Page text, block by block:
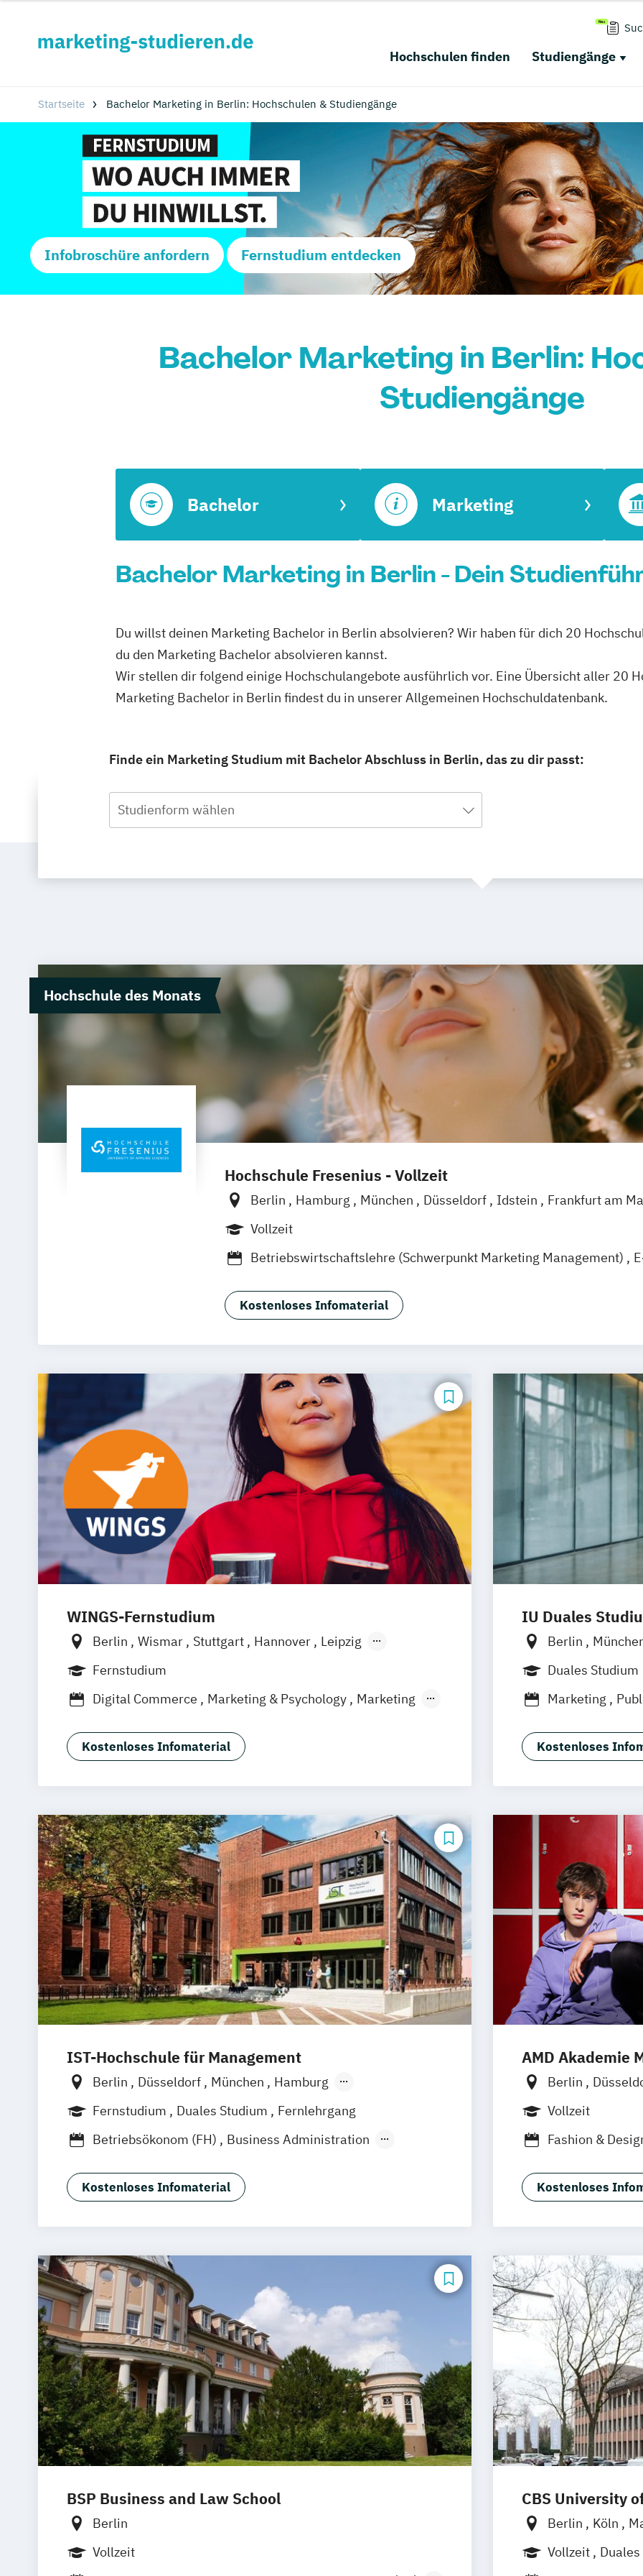
Hochschulen finden Studiengänge
Startseite Bachelor Marketing in Berlin: Hochschulen & Studiengänge
Infobroschüre anfordern Fernstudium entdecken
Bachelor Marketing in Berlin:
Studiengänge
Bachelor Marketing
Bachelor Marketing in Berlin - Dein
Du willst deinen Marketing Bachelor in Berlin absolvieren? Wir haben für dich 20
du den Marketing Bachelor absolvieren kannst.
Wir stellen dir folgend einige Hochschulangebote ausführlich vor. Eine Übersicht aller 20
Marketing Bachelor in Berlin findest du in unserer Allgemeinen Hochschuldatenbank.
Finde ein Marketing Studium mit Bachelor Abschluss in Berlin, das zu dir passt:
Studienform wählen
Hochschule des Monats
Hochschule Fresenius - Vollzeit
Berlin Hamburg München Düsseldorf Idstein Frankfurt am
Wolfenbüttel
Vollzeit
Betriebswirtschaftslehre (Schwerpunkt Marketing Management)
Medienmanagement und Digitales Marketing
Hotel- und Eventmanagement
Kostenloses Infomaterial
WINGS-Fernstudium
Berlin Wismar Stuttgart Hannover
Leipzig
Frankfurt am Main
Fernstudium
Digital Commerce
Marketing & Psychology
Marketing
Kostenloses Infomaterial
IU Duales
Berlin
Düsseldorf
Augsburg
Aachen
Duales Studium
Marketing
Kostenloses
IST-Hochschule für Management
Berlin Düsseldorf München
Hamburg
Weil am Rhein
Frankfurt am Main Essen
Innsbruck
Fernstudium Duales Studium
Fernlehrgang
Betriebsökonom (FH)
Business Administration
Digitalisierungsmanagement
Hotel- und Tourismusmarketing
Kommunikation & Medienmanagement
Kommunikation & Medienmanagement (dual)
Kommunikationsmanagement
Kommunikationsmanagement (dual) Marketing
Marketingökonom:in
Online-Marketing & Marketingmanagement
Online-Marketing & Marketingmanagement (dual)
Public Relations Hochschulzertifikat
Veranstaltungsökonom (FH) Vertriebsmanagement
Werbe- und Medienpsychologie
Wirtschaftspsychologie
Kostenloses Infomaterial
AMD Akademie
Berlin
Online-Campus
Vollzeit
Fashion &
Luxury
Marken- &
Kostenloses
BSP Business and Law School
Berlin
Vollzeit
CBS University
Berlin Köln
Hamburg
Vollzeit